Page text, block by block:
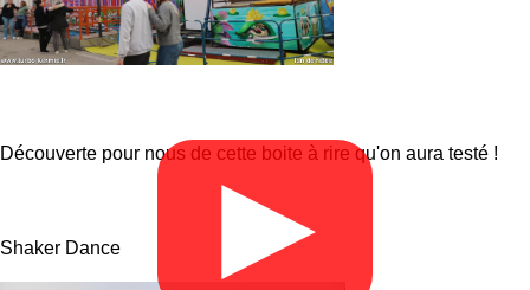
▶
Découverte pour nous de cette boite à rire qu'on aura testé !
Shaker Dance